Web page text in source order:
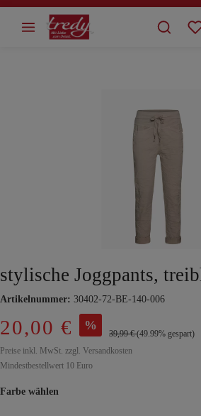
springen
stylische Joggpants,
Artikelnummer: 30402-72-BE-140-006
20,00 € %
39,99 €(49.99% gespart)
Preise inkl. MwSt. zzgl. Versandkosten
Mindestbestellwert 10 Euro
Farbe wählen